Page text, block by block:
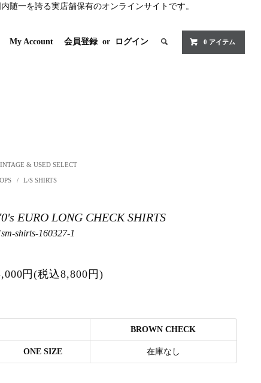
随一を誇る実店舗保有のオンラインサイトです。
My Account 会員登録 or ログイン 0 アイテム
& USED SELECT
/ L/S SHIRTS
EURO LONG CHECK SHIRTS
shirts-160327-1
円(税込8,800円)
BROWN CHECK
ONE SIZE 在庫なし